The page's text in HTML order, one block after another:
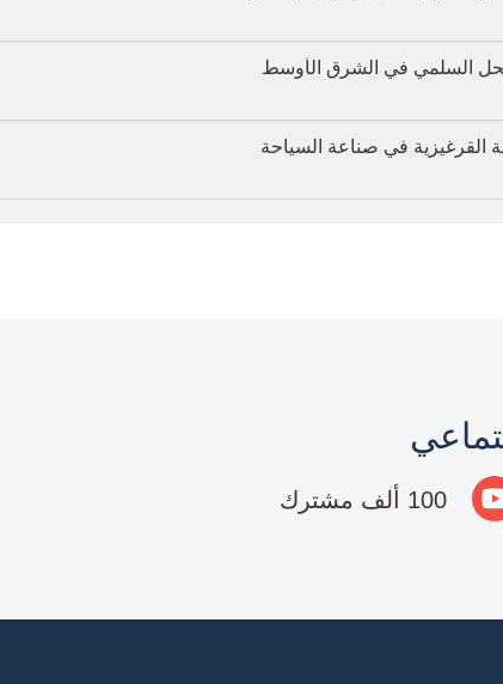
السلمي في الشرق الأوسط
القرغيزية في صناعة السياحة
100 ألف مشترك